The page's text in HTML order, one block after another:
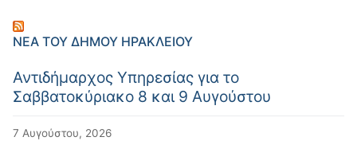
ΝΈΑ ΤΟΥ ΔΉΜΟΥ ΗΡΑΚΛΕΊΟΥ
Αντιδήμαρχος Υπηρεσίας για το
Σαββατοκύριακο 8 και 9 Αυγούστου
7 Αυγούστου, 2026